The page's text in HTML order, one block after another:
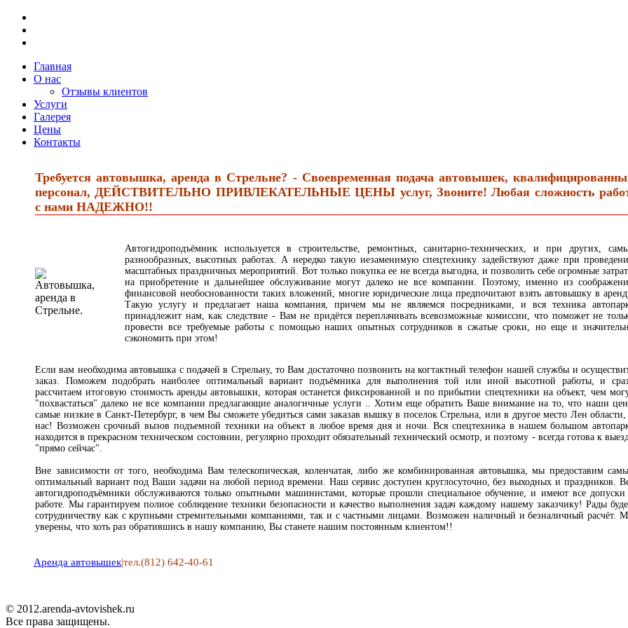
Главная
О нас
Отзывы клиентов
Услуги
Галерея
Цены
Контакты
Требуется автовышка, аренда в Стрельне? - Своевременная подача автовышек,
персонал, ДЕЙСТВИТЕЛЬНО ПРИВЛЕКАТЕЛЬНЫЕ ЦЕНЫ услуг, Звоните! Любая сложность
с нами НАДЕЖНО!!
Автогидроподъёмник используется в строительстве, ремонтных, санитарно-технических, и при других,
разнообразных, высотных работах. А нередко такую незаменимую спецтехнику задействуют даже при
масштабных праздничных мероприятий. Вот только покупка ее не всегда выгодна, и позволить себе огромные
на приобретение и дальнейшее обслуживание могут далеко не все компании. Поэтому, именно из
финансовой необоснованности таких вложений, многие юридические лица предпочитают взять автовышку в
Такую услугу и предлагает наша компания, причем мы не являемся посредниками, и вся техника
принадлежит нам, как следствие - Вам не придётся переплачивать всевозможные комиссии, что поможет не
провести все требуемые работы с помощью наших опытных сотрудников в сжатые сроки, но еще и
сэкономить при этом!
Если вам необходима автовышка с подачей в Стрельну, то Вам достаточно позвонить на когтактный телефон нашей службы и
заказ. Поможем подобрать наиболее оптимальный вариант подъёмника для выполнения той или иной высотной работы, и
рассчитаем итоговую стоимость аренды автовышки, которая останется фиксированной и по прибытии спецтехники на объект, чем
"похвастаться" далеко не все компании предлагающие аналогичные услуги .. Хотим еще обратить Ваше внимание на то, что наши
самые низкие в Санкт-Петербург, в чем Вы сможете убедиться сами заказав вышку в поселок Стрельна, или в другое место Лен
нас! Возможен срочный вызов подъемной техники на объект в любое время дня и ночи. Вся спецтехника в нашем большом
находится в прекрасном техническом состоянии, регулярно проходит обязательный технический осмотр, и поэтому - всегда готова к
"прямо сейчас".
Вне зависимости от того, необходима Вам телескопическая, коленчатая, либо же комбинированная автовышка, мы предоставим
оптимальный вариант под Ваши задачи на любой период времени. Наш сервис доступен круглосуточно, без выходных и праздников.
автогидроподъёмники обслуживаются только опытными машинистами, которые прошли специальное обучение, и имеют все допуски
работе. Мы гарантируем полное соблюдение техники безопасности и качество выполнения задач каждому нашему заказчику! Рады
сотрудничеству как с крупными стремительными компаниями, так и с частными лицами. Возможен наличный и безналичный расчёт.
уверены, что хоть раз обратившись в нашу компанию, Вы станете нашим постоянным клиентом!!
Аренда автовышек|тел.(812) 642-40-61
© 2012.arenda-avtovishek.ru
Все права защищены.